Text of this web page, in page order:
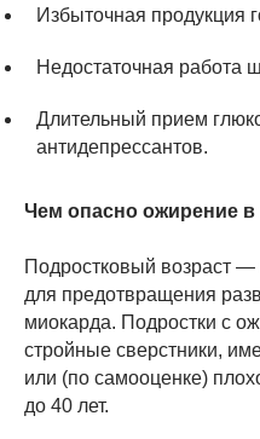
Избыточная продукция
Недостаточная работа
Длительный прием
антидепрессантов.
Чем опасно ожирение в
Подростковый возраст
для предотвращения
миокарда. Подростки с
стройные сверстники,
или (по самооценке)
до 40 лет.